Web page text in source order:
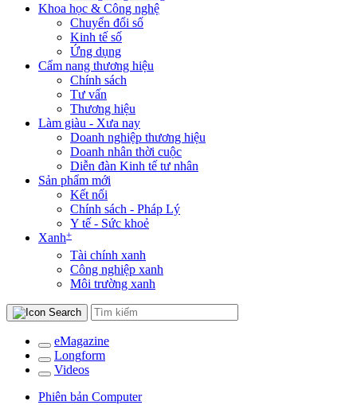
Khoa học & Công nghệ
Chuyển đổi số
Kinh tế số
Ứng dụng
Cẩm nang thương hiệu
Chính sách
Tư vấn
Thương hiệu
Làm giàu - Xưa nay
Doanh nghiệp thương hiệu
Doanh nhân thời cuộc
Diễn đàn Kinh tế tư nhân
Sản phẩm mới
Kết nối
Chính sách - Pháp Lý
Y tế - Sức khoẻ
Xanh+
Tài chính xanh
Công nghiệp xanh
Môi trường xanh
eMagazine
Longform
Videos
Phiên bản Computer